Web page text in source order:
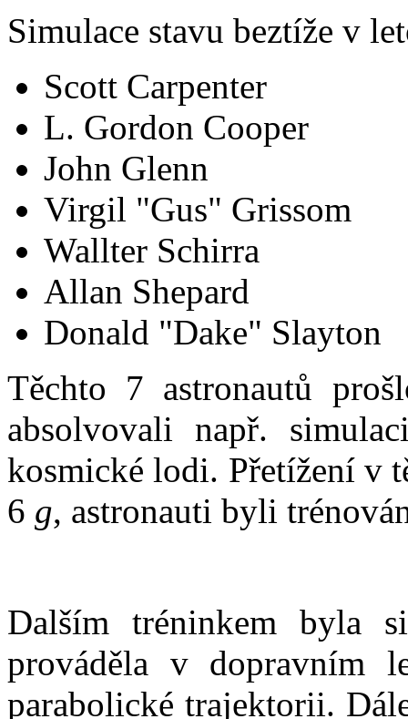
Simulace stavu beztíže v
Scott Carpenter
L. Gordon Cooper
John Glenn
Virgil "Gus" Grissom
Wallter Schirra
Allan Shepard
Donald "Dake" Slayton
Těchto 7 astronautů
absolvovali např.
kosmické lodi. Přetížení v
6 g, astronauti byli
Dalším tréninkem byla
prováděla v dopravním
parabolické trajektorii.